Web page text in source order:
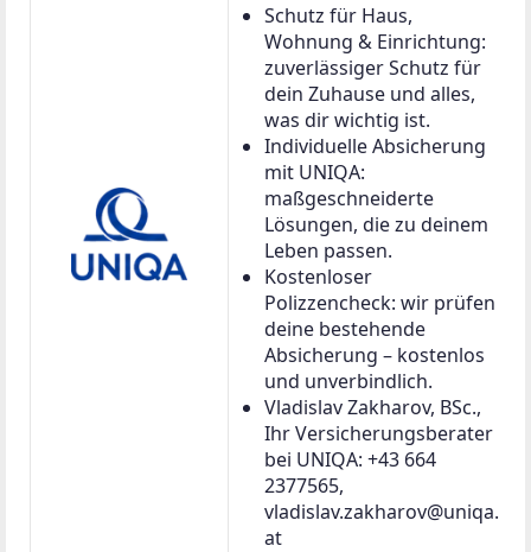
Schutz für Haus,
Wohnung & Einrichtung:
zuverlässiger Schutz für
dein Zuhause und alles,
was dir wichtig ist.
Individuelle Absicherung
mit UNIQA:
maßgeschneiderte
Lösungen, die zu deinem
Leben passen.
Kostenloser
Polizzencheck: wir prüfen
deine bestehende
Absicherung – kostenlos
und unverbindlich.
Vladislav Zakharov, BSc.,
Ihr Versicherungsberater
bei UNIQA: +43 664
2377565,
vladislav.zakharov@uniqa.
at